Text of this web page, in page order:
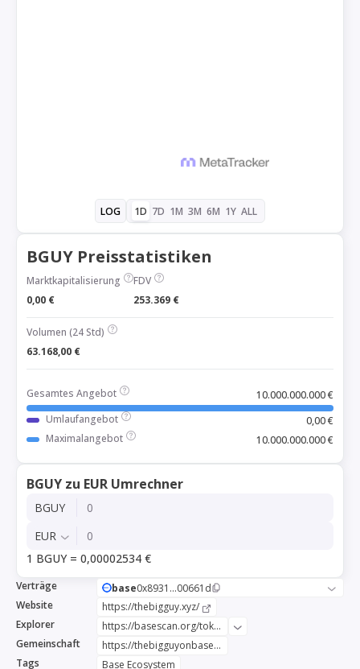
LOG 1D 7D 1M 3M 6M 1Y ALL
BGUY Preisstatistiken
Marktkapitalisierung
0,00 €
FDV
253.369 €
Volumen (24 Std)
63.168,00 €
Gesamtes Angebot
10.000.000.000 €
Umlaufangebot
0,00 €
Maximalangebot
10.000.000.000 €
BGUY zu EUR Umrechner
BGUY
EUR
1 BGUY = 0,00002534 €
Verträge base0x8931...00661d
Website
https://thebigguy.xyz/
Explorer
https://basescan.org/token/0x8931ee05ec111325c1700b68e5ef7b887e00661d
Gemeinschaft
https://thebigguyonbase.medium.com/
Tags
Base Ecosystem